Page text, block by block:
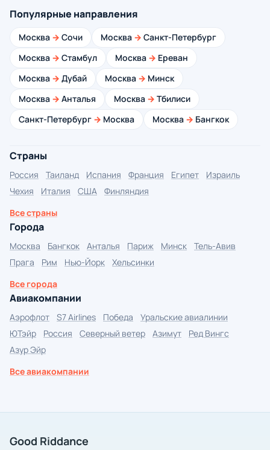
Популярные направления
Москва → Сочи Москва → Санкт-Петербург
Москва → Стамбул Москва → Ереван
Москва → Дубай Москва → Минск
Москва → Анталья Москва → Тбилиси
Санкт-Петербург → Москва Москва → Бангкок
Страны
Россия Таиланд Испания Франция Египет
Израиль
Чехия
Италия США
Финляндия
Все страны
Города
Москва Бангкок Анталья Париж Минск
Тель-Авив
Прага
Рим Нью-Йорк
Хельсинки
Все города
Авиакомпании
Аэрофлот S7 Airlines Победа
Уральские авиалинии
ЮТэйр
Россия Северный ветер Азимут
Ред Вингс
Азур Эйр
Все авиакомпании
Good Riddance